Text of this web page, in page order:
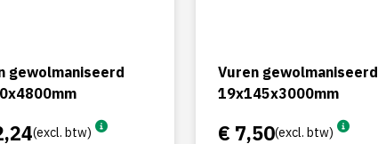
gewolmaniseerd
(excl. btw)
Vuren gewolmaniseerd
19x145x3000mm
€ 7,50(excl. btw)